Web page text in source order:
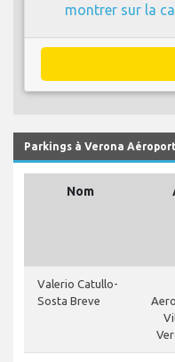
montrer sur la
Parkings à Verona Aéroport
Nom
Valerio Catullo-
Sosta Breve